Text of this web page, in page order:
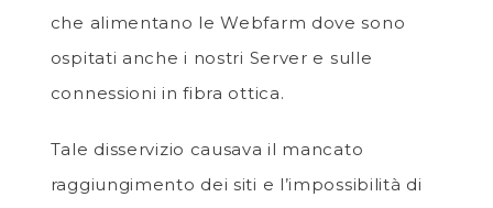
che alimentano le Webfarm dove sono
ospitati anche i nostri Server e sulle
connessioni in fibra ottica.
Tale disservizio causava il mancato
raggiungimento dei siti e l’impossibilità di